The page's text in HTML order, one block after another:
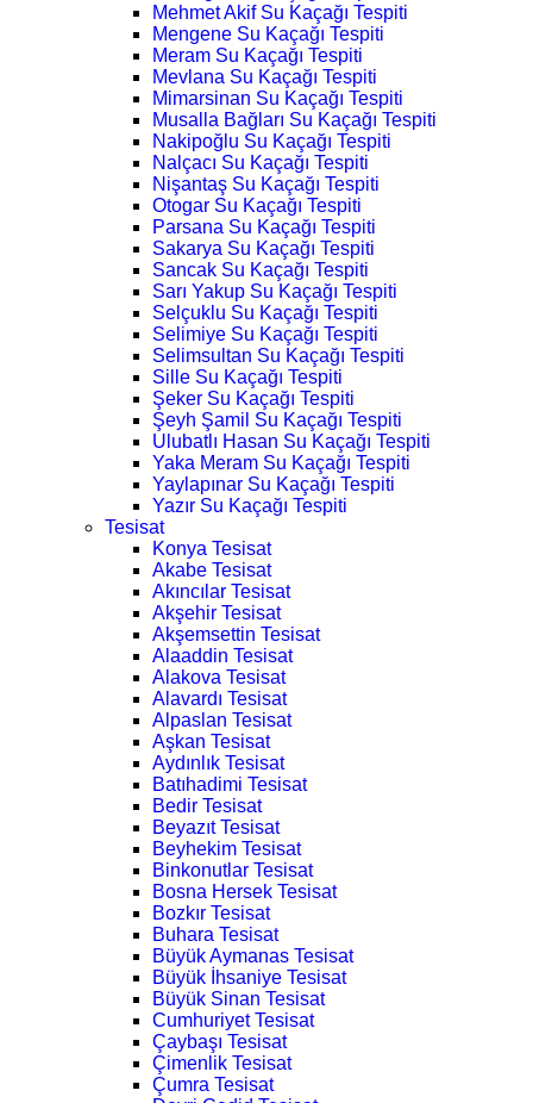
Mehmet Akif Su Kaçağı Tespiti
Mengene Su Kaçağı Tespiti
Meram Su Kaçağı Tespiti
Mevlana Su Kaçağı Tespiti
Mimarsinan Su Kaçağı Tespiti
Musalla Bağları Su Kaçağı Tespiti
Nakipoğlu Su Kaçağı Tespiti
Nalçacı Su Kaçağı Tespiti
Nişantaş Su Kaçağı Tespiti
Otogar Su Kaçağı Tespiti
Parsana Su Kaçağı Tespiti
Sakarya Su Kaçağı Tespiti
Sancak Su Kaçağı Tespiti
Sarı Yakup Su Kaçağı Tespiti
Selçuklu Su Kaçağı Tespiti
Selimiye Su Kaçağı Tespiti
Selimsultan Su Kaçağı Tespiti
Sille Su Kaçağı Tespiti
Şeker Su Kaçağı Tespiti
Şeyh Şamil Su Kaçağı Tespiti
Ulubatlı Hasan Su Kaçağı Tespiti
Yaka Meram Su Kaçağı Tespiti
Yaylapınar Su Kaçağı Tespiti
Yazır Su Kaçağı Tespiti
Tesisat
Konya Tesisat
Akabe Tesisat
Akıncılar Tesisat
Akşehir Tesisat
Akşemsettin Tesisat
Alaaddin Tesisat
Alakova Tesisat
Alavardı Tesisat
Alpaslan Tesisat
Aşkan Tesisat
Aydınlık Tesisat
Batıhadimi Tesisat
Bedir Tesisat
Beyazıt Tesisat
Beyhekim Tesisat
Binkonutlar Tesisat
Bosna Hersek Tesisat
Bozkır Tesisat
Buhara Tesisat
Büyük Aymanas Tesisat
Büyük İhsaniye Tesisat
Büyük Sinan Tesisat
Cumhuriyet Tesisat
Çaybaşı Tesisat
Çimenlik Tesisat
Çumra Tesisat